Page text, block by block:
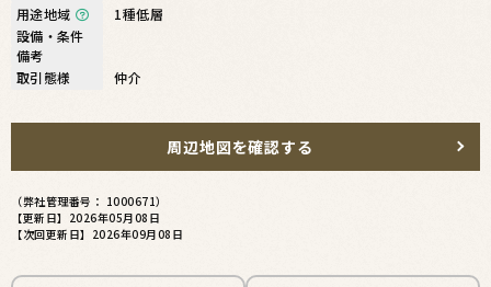
用途地域
1種低層
設備・条件
備考
取引態様
仲介
周辺地図を確認する
（弊社管理番号： 1000671）
【更新日】2026年05月08日
【次回更新日】2026年09月08日